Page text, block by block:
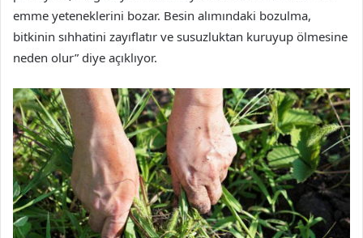
emme yeteneklerini bozar. Besin alımındaki bozulma,
bitkinin sıhhatini zayıflatır ve susuzluktan kuruyup ölmesine
neden olur” diye açıklıyor.